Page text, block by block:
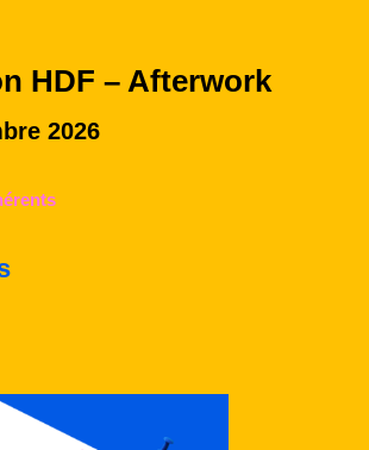
HDF – Afterwork
2026